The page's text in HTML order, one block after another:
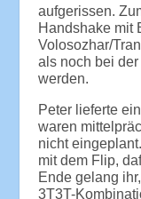
aufgerissen.
Handshake mit
Volosozhar/
als noch bei der
werden.
Peter lieferte
waren
nicht
mit dem Flip,
Ende gelang
3T3T-